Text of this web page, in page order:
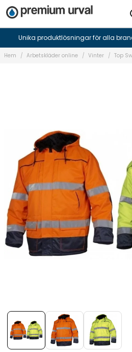
Unika produktlösningar för alla
Hem Arbetskläder online Vinter Top